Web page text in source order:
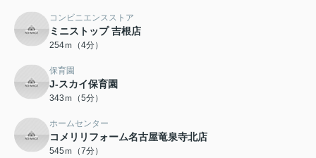
コンビニエンスストア
ミニストップ 吉根店
254ｍ（4分）
保育園
J-スカイ保育園
343ｍ（5分）
ホームセンター
コメリリフォーム名古屋竜泉寺北店
545ｍ（7分）